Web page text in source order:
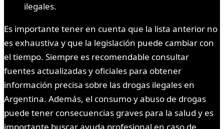
ilegales.
Es importante tener en cuenta que la lista anterior no
es exhaustiva y que la legislación puede cambiar con
el tiempo. Siempre es recomendable consultar
fuentes actualizadas y oficiales para obtener
información precisa sobre las drogas ilegales en
Argentina. Además, el consumo y abuso de drogas
puede tener consecuencias graves para la salud y es